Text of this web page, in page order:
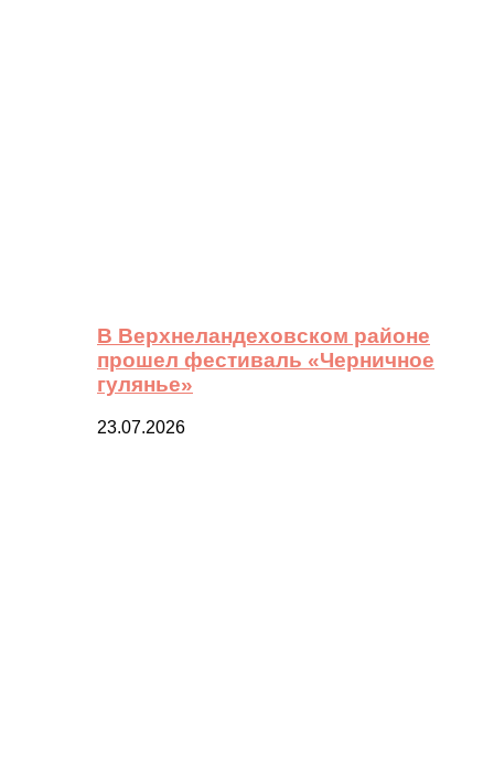
В Верхнеландеховском районе
прошел фестиваль «Черничное
гулянье»
23.07.2026